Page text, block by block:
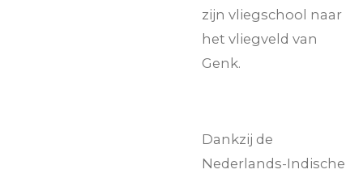
zijn vliegschool naar
het vliegveld van
Genk.
Dankzij de
Nederlands-Indische